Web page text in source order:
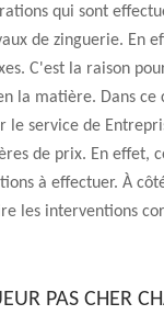
qui sont
de zinguerie. En
C'est la raison
la matière. Dans ce
le service de
de prix. En effet,
à effectuer. À
les interventions
PAS CHER